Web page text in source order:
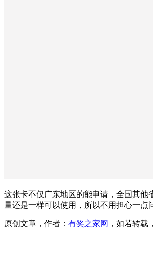
这张卡不仅广东地区的能申请，全国其
量还是一样可以使用，所以不用担心一点
原创文章，作者： 有奖之家网 ，如若转载